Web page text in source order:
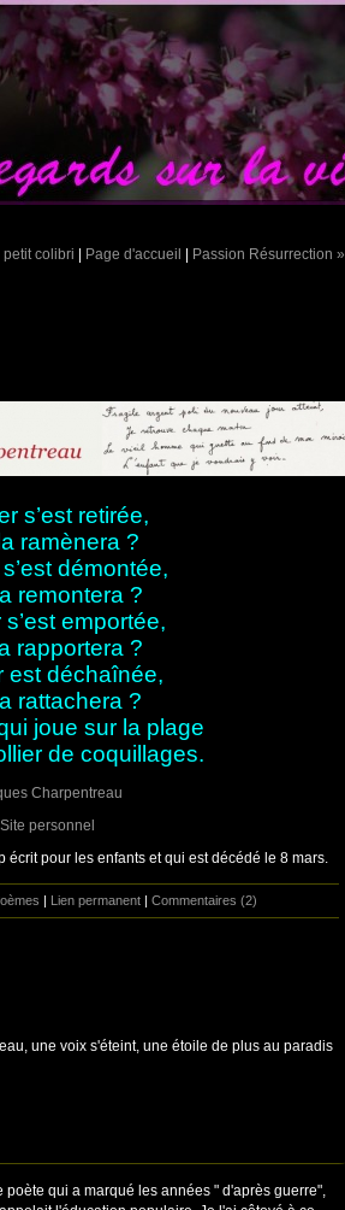
petit colibri | Page d'accueil | Passion Résurrection »
s’est retirée,
ramènera ?
démontée,
remontera ?
emportée,
rapportera ?
est déchaînée,
rattachera ?
joue sur la plage
de coquillages.
Charpentreau
Site personnel
pour les enfants et qui est décédé le 8 mars.
Lien permanent Commentaires (2)
une voix s'éteint, une étoile de plus au paradis
qui a marqué les années " d'après guerre",